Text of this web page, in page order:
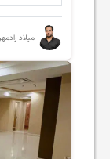
میلاد